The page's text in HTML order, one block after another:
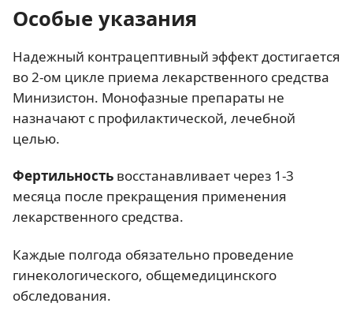
Особые указания
Надежный контрацептивный эффект достигается
во 2-ом цикле приема лекарственного средства
Минизистон. Монофазные препараты не
назначают с профилактической, лечебной
целью.
Фертильность восстанавливает через 1-3
месяца после прекращения применения
лекарственного средства.
Каждые полгода обязательно проведение
гинекологического, общемедицинского
обследования.